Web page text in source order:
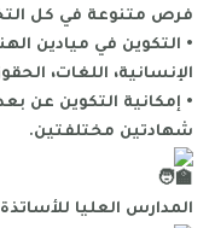
فرص متنوعة في كل
• التكوين في ميادين
الإنسانية، اللغات،
• إمكانية التكوين عن
شهادتين مختلفتين.
المدارس العليا